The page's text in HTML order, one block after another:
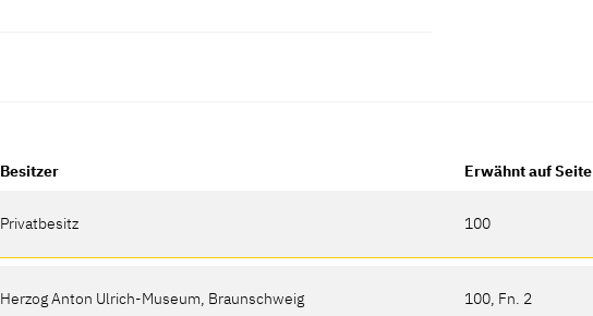
Besitzer Erwähnt auf Seite
Privatbesitz 100
Herzog Anton Ulrich-Museum, Braunschweig 100, Fn. 2